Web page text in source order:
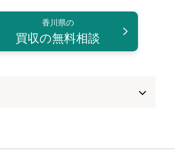
香川県の
買収の無料相談